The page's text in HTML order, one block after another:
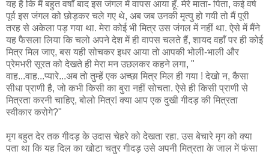
यह है कि मैं बहुत वर्षों बाद इस जंगल में वापस आया हूँ. मेरे माता- पिता, कई वर्ष
पूर्व इस जंगल को छोड़कर चले गए थे, अब जब उनकी मृत्यु हो गयी तो मैं पूरी
तरह से अकेला पड़ गया था. मेरा कोई भी मित्र उस जंगल में नहीं था. ऐसे में मैंने
यह फैसला लिया कि चलो अपने देश में ही वापस चलते हैं, शायद वहाँ पर ही कोई
मित्र मिल जाए, बस यही सोचकर इधर आया तो आपकी भोली-भाली और
प्रेमभरी सूरत को देखते ही मेरा मन उछलकर कहने लगा, "
वाह...वाह...प्यारे...अब तो तुम्हें एक अच्छा मित्र मिल ही गया ! देखो न, कैसा
सीधा प्राणी है, जो कभी किसी का बुरा नहीं सोचता. ऐसे ही किसी प्राणी से
मित्रता करनी चाहिए, बोलो मित्र! क्या आप एक दुखी गीदड़ की मित्रता
स्वीकार करोगे?"
मृग बहुत देर तक गीदड़ के उदास चेहरे को देखता रहा. उस बेचारे मृग को क्या
पता था कि यह दिल का खोटा चतुर गीदड़ उसे अपनी मित्रता के जाल में फंसा